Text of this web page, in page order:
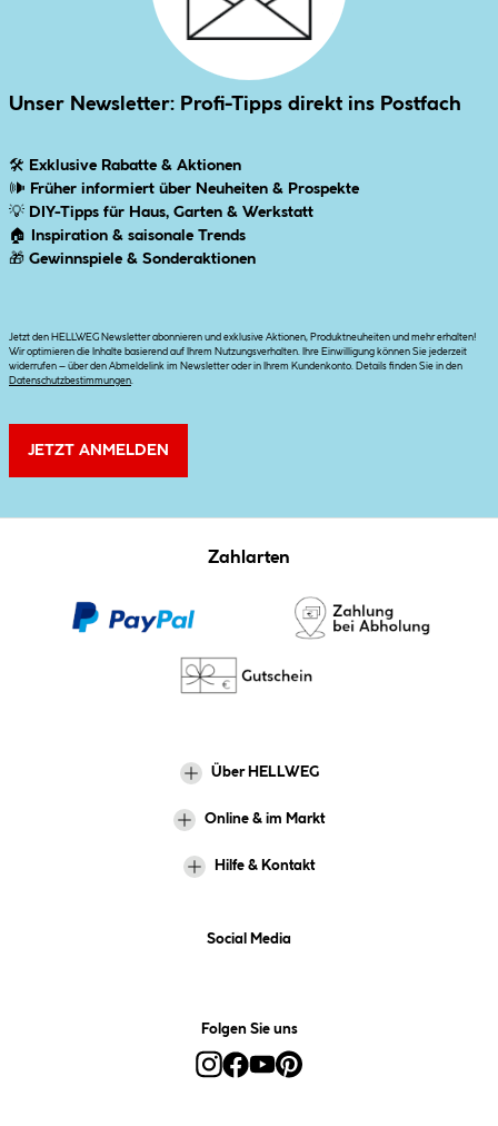
Unser Newsletter: Profi-Tipps direkt ins Postfach
🛠 Exklusive Rabatte & Aktionen
🕪 Früher informiert über Neuheiten & Prospekte
💡 DIY-Tipps für Haus, Garten & Werkstatt
🏠
Inspiration & saisonale Trends
🎁 Gewinnspiele & Sonderaktionen
Jetzt den HELLWEG Newsletter abonnieren und exklusive Aktionen, Produktneuheiten und mehr erhalten!
Wir optimieren die Inhalte basierend auf Ihrem Nutzungsverhalten. Ihre Einwilligung können Sie jederzeit
widerrufen – über den Abmeldelink im Newsletter oder in Ihrem Kundenkonto. Details finden Sie in den
Datenschutzbestimmungen
JETZT ANMELDEN
Zahlarten
Über HELLWEG
Online & im Markt
Hilfe & Kontakt
Social Media
Folgen Sie uns